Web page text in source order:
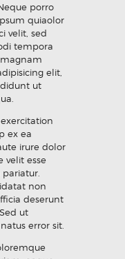
porro
quiaolor
velit, sed
tempora
elit,
ut
ex ea
irure dolor
velit esse
non
deserunt
ut
error sit.